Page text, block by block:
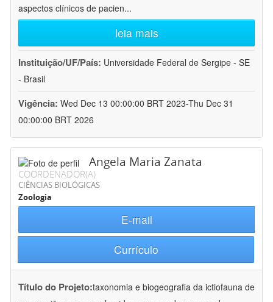
aspectos clínicos de pacien...
leia mais
Instituição/UF/País: Universidade Federal de Sergipe - SE
- Brasil
Vigência: Wed Dec 13 00:00:00 BRT 2023-Thu Dec 31
00:00:00 BRT 2026
Angela Maria Zanata
COORDENADOR(A)
CIÊNCIAS BIOLÓGICAS
Zoologia
E-mail
Currículo
Título do Projeto:taxonomia e biogeografia da ictiofauna de